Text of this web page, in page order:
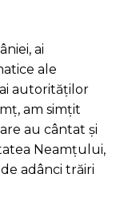
ai
ale
autorităților
am simțit
au cântat și
Neamțului,
adânci trăiri